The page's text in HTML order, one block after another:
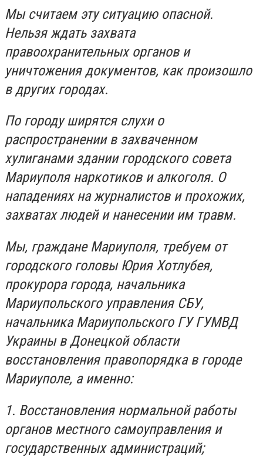
Мы считаем эту ситуацию опасной.
Нельзя ждать захвата
правоохранительных органов и
уничтожения документов, как произошло
в других городах.
По городу ширятся слухи о
распространении в захваченном
хулиганами здании городского совета
Мариуполя наркотиков и алкоголя. О
нападениях на журналистов и прохожих,
захватах людей и нанесении им травм.
Мы, граждане Мариуполя, требуем от
городского головы Юрия Хотлубея,
прокурора города, начальника
Мариупольского управления СБУ,
начальника Мариупольского ГУ ГУМВД
Украины в Донецкой области
восстановления правопорядка в городе
Мариуполе, а именно:
1. Восстановления нормальной работы
органов местного самоуправления и
государственных администраций;